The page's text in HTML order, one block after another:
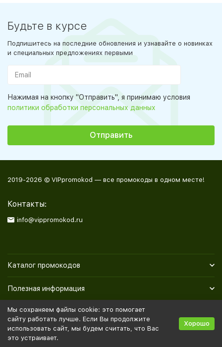
Будьте в курсе
Подпишитесь на последние обновления и узнавайте о новинках
и специальных предложениях первыми
Нажимая на кнопку "Отправить", я принимаю условия
политики обработки персональных данных
2019-2026 © VIPpromokod — все промокоды в одном месте!
Контакты:
info@vippromokod.ru
Каталог промокодов
Полезная информация
Политика персональных данных Карта сайта
Мы сохраняем файлы cookie: это помогает
сайту работать лучше. Если Вы продолжите
использовать сайт, мы будем считать, что Вас
это устраивает.
Хорошо